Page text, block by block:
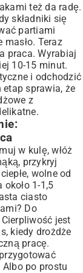
też da radę.
składniki się
partiami
Teraz
praca. Wyrabiaj
10-15 minut.
i odchodzić
etap sprawia, że
z
w kulę, włóż
przykryj
wolne od
1-1,5
ciasto
Do
jest
kiedy drożdże
pracę.
po prostu